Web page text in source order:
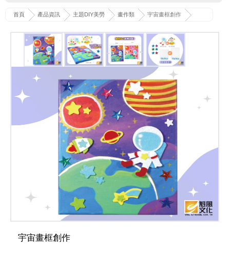
首頁 產品資訊 主題DIY美勞 畫作類 宇宙畫框創作
宇宙畫框創作